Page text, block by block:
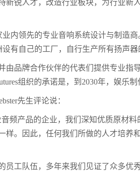
新锐人才，改造行业板块，为行业
内领先的专业音响系统设计与制造
有自己的工厂，自行生产所有扬声器
品牌合作伙伴的代表们提供专业指
组织的承诺是，到2030年，娱乐
先生评论说：
频产品的企业，我们深知优质原材
样。因此，任何我们所做的人才培养
员工队伍，多年来我们见证了众多